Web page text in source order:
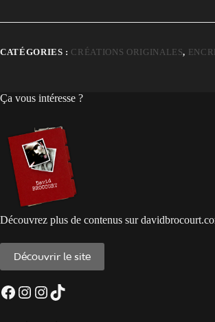
CATÉGORIES : CRÉATIONS ORIGINALES,
Ça vous intéresse ?
Découvrez plus de contenus sur
Découvrir le site
Facebook
Instagram
Instagram
TikTok